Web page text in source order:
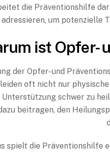
die Präventionshilfe
adressieren, um potenzielle
ist Opfer-
der Opfer- und
oft nicht nur
schwer zu
beitragen, den
spielt die Präventionshilfe